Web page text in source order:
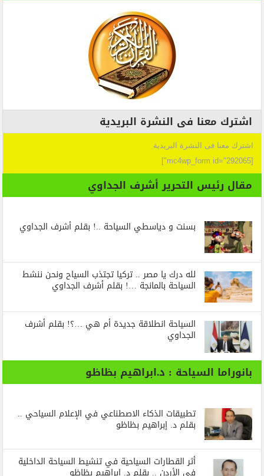
اشترك معنا فى النشرة البريدية
اشترك معنا فى النشرة البريدية
[mc4wp_form id="292065"]
مقال رئيس التحرير أشرف الجداوي
بسنت و دياسطي السياحة ..! بقلم أشرف الجداوي
لله درك يا مصر .. تركيا تجتذب السياح ونحن ننشط
السياحة بالمانجة …! بقلم أشرف الجداوي
السياحة انطلاقة جديدة أم هي …؟! بقلم أشرف
الجداوي
بانوراما السياحة : د.ابراهيم بظاظو
تطبيقات الذكاء الاصطناعي في الإعلام السياحي ..
بقلم د. إبراهيم بظاظو
أثر القطارات السياحية في تنشيط السياحة الداخلية
في الأردن .. بقلم د. إبراهيم بظاظو